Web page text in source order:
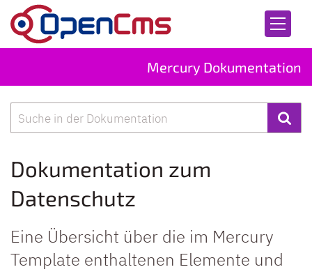
Zum Inhalt springen
Mercury Dokumentation
Dokumentation zum
Datenschutz
Eine Übersicht über die im Mercury
Template enthaltenen Elemente und
Suche